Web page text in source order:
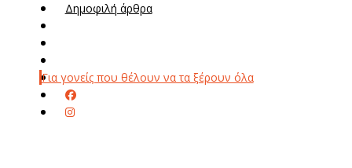
Δημοφιλή άρθρα
Για γονείς που θέλουν να τα ξέρουν όλα